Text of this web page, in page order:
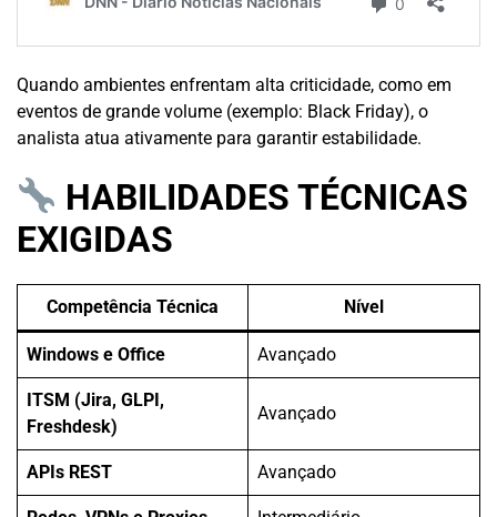
Quando ambientes enfrentam alta criticidade, como em
eventos de grande volume (exemplo: Black Friday), o
analista atua ativamente para garantir estabilidade.
HABILIDADES TÉCNICAS
EXIGIDAS
Competência Técnica Nível
Windows e Office Avançado
ITSM (Jira, GLPI,
Freshdesk)
Avançado
APIs REST Avançado